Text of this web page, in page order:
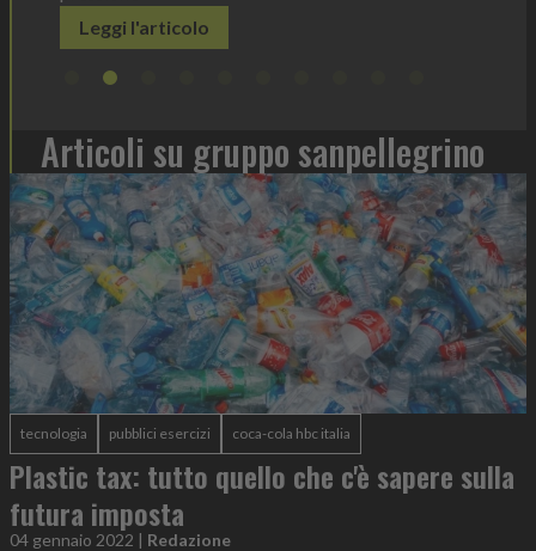
Articoli su gruppo sanpellegrino
tecnologia pubblici esercizi coca-cola hbc italia
Plastic tax: tutto quello che c'è sapere sulla
futura imposta
04 gennaio 2022 | Redazione